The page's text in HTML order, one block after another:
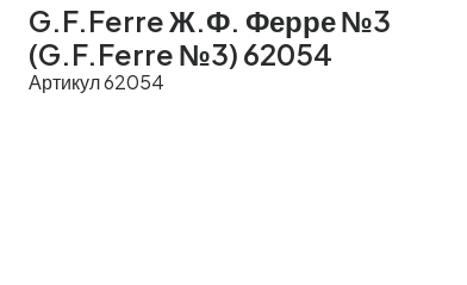
G.F.Ferre Ж.Ф. Ферре №3
(G.F.Ferre №3) 62054
Артикул 62054